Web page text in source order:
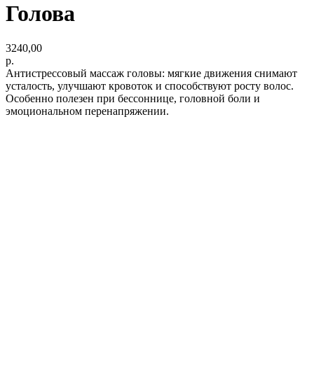
Голова
3240,00
р.
Антистрессовый массаж головы: мягкие движения снимают
усталость, улучшают кровоток и способствуют росту волос.
Особенно полезен при бессоннице, головной боли и
эмоциональном перенапряжении.